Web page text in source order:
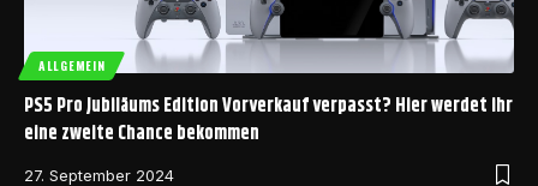
ALLGEMEIN
PS5 Pro Jubiläums Edition Vorverkauf verpasst? Hier werdet ihr
eine zweite Chance bekommen
27. September 2024